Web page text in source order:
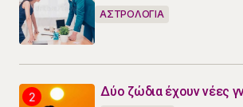
ΑΣΤΡΟΛΟΓΙΑ
Δύο ζώδια έχουν νέες